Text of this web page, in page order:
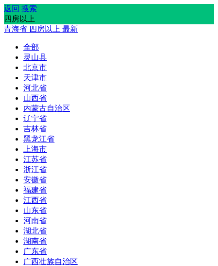
返回 搜索
四房以上
青海省 四房以上 最新
全部
灵山县
北京市
天津市
河北省
山西省
内蒙古自治区
辽宁省
吉林省
黑龙江省
上海市
江苏省
浙江省
安徽省
福建省
江西省
山东省
河南省
湖北省
湖南省
广东省
广西壮族自治区